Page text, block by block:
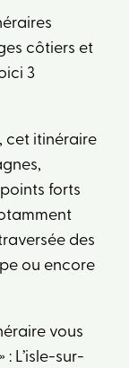
côtiers et
3
cet itinéraire
forts
des
ou encore
vous
L’isle-sur-